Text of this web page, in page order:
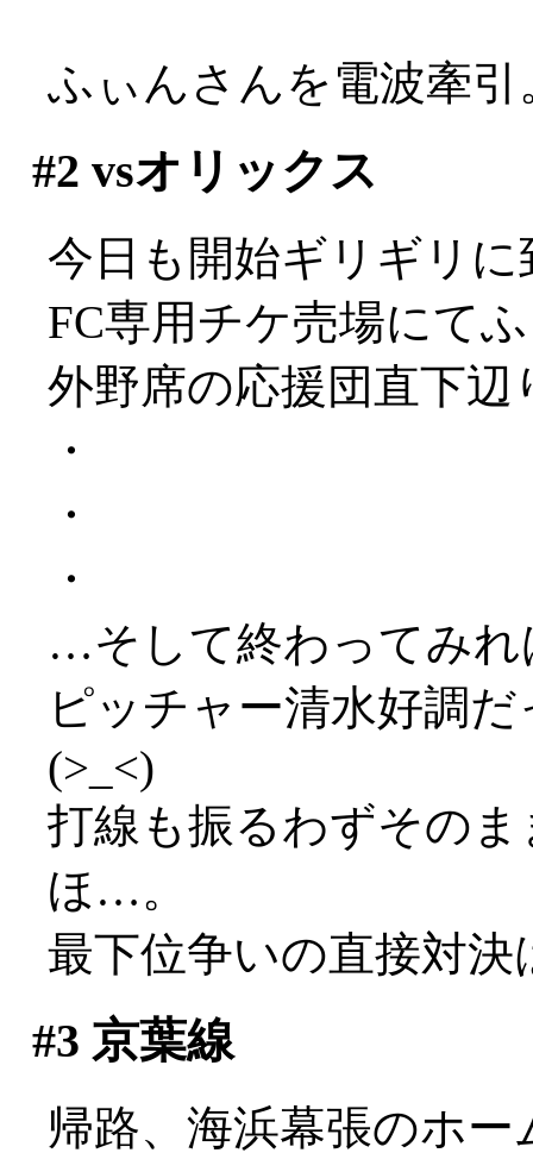
ふぃんさんを電波牽引
#2 vsオリックス
今日も開始ギリギリ
FC専用チケ売場にて
外野席の応援団直下辺
・
・
・
…そして終わってみれ
ピッチャー清水好調
(>_<)
打線も振るわずその
ほ…。
最下位争いの直接対
#3 京葉線
帰路、海浜幕張のホ